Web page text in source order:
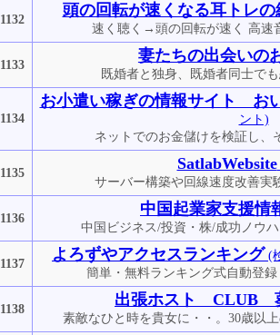
1132
頭の回転が速くなる耳トレの
速く聴く→頭の回転が速く 高速
1133
妻たちの出会いの
既婚者と独身、既婚者同士で
1134
お小遣い稼ぎの情報サイト お
ント)
ネットでのお金儲けを検証し、
1135
SatlabWebsite
サーバー構築や回線速度改善実
1136
中国起業家支援情
中国ビジネス/投資・株/成功ノウ
1137
よろずやアクセスランキング (
簡単・無料ランキング式自動登
1138
出張ホスト CLUB
素敵なひと時を貴女に・・。30歳以